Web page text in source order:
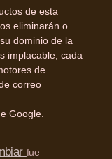
de esta
eliminarán o
dominio de la
implacable, cada
de
correo
Google.
fue